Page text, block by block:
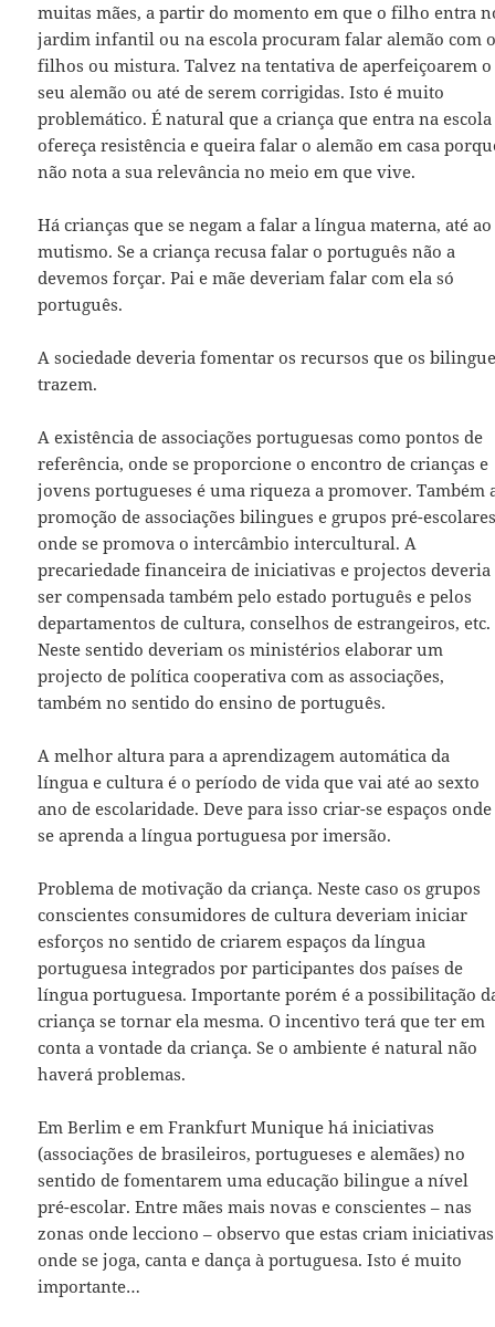
muitas mães, a partir do momento em que o filho entra
jardim infantil ou na escola procuram falar alemão com
filhos ou mistura. Talvez na tentativa de aperfeiçoarem o
seu alemão ou até de serem corrigidas. Isto é muito
problemático. É natural que a criança que entra na escola
ofereça resistência e queira falar o alemão em casa
não nota a sua relevância no meio em que vive.
Há crianças que se negam a falar a língua materna, até ao
mutismo. Se a criança recusa falar o português não a
devemos forçar. Pai e mãe deveriam falar com ela só
português.
A sociedade deveria fomentar os recursos que os
trazem.
A existência de associações portuguesas como pontos de
referência, onde se proporcione o encontro de crianças e
jovens portugueses é uma riqueza a promover. Também
promoção de associações bilingues e grupos pré-
onde se promova o intercâmbio intercultural. A
precariedade financeira de iniciativas e projectos deveria
ser compensada também pelo estado português e pelos
departamentos de cultura, conselhos de estrangeiros, etc.
Neste sentido deveriam os ministérios elaborar um
projecto de política cooperativa com as associações,
também no sentido do ensino de português.
A melhor altura para a aprendizagem automática da
língua e cultura é o período de vida que vai até ao sexto
ano de escolaridade. Deve para isso criar-se espaços onde
se aprenda a língua portuguesa por imersão.
Problema de motivação da criança. Neste caso os grupos
conscientes consumidores de cultura deveriam iniciar
esforços no sentido de criarem espaços da língua
portuguesa integrados por participantes dos países de
língua portuguesa. Importante porém é a possibilitação
criança se tornar ela mesma. O incentivo terá que ter em
conta a vontade da criança. Se o ambiente é natural não
haverá problemas.
Em Berlim e em Frankfurt Munique há iniciativas
(associações de brasileiros, portugueses e alemães) no
sentido de fomentarem uma educação bilingue a nível
pré-escolar. Entre mães mais novas e conscientes – nas
zonas onde lecciono – observo que estas criam iniciativas
onde se joga, canta e dança à portuguesa. Isto é muito
importante…